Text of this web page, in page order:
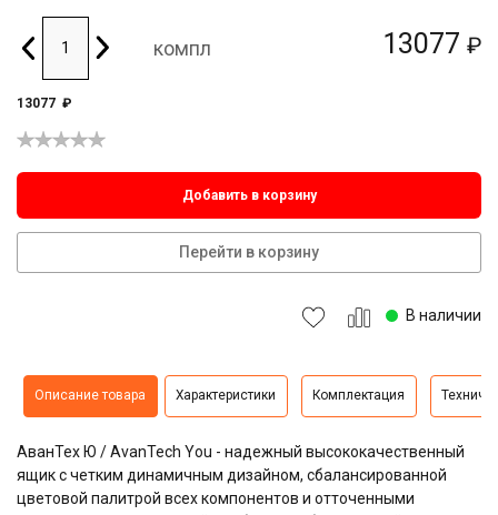
13077 ₽
компл
13077 ₽
Добавить в корзину
Перейти в корзину
В наличии
Описание товара Характеристики Комплектация
АванТех Ю / AvanTech You - надежный высококачественный
ящик с четким динамичным дизайном, сбалансированной
цветовой палитрой всех компонентов и отточенными